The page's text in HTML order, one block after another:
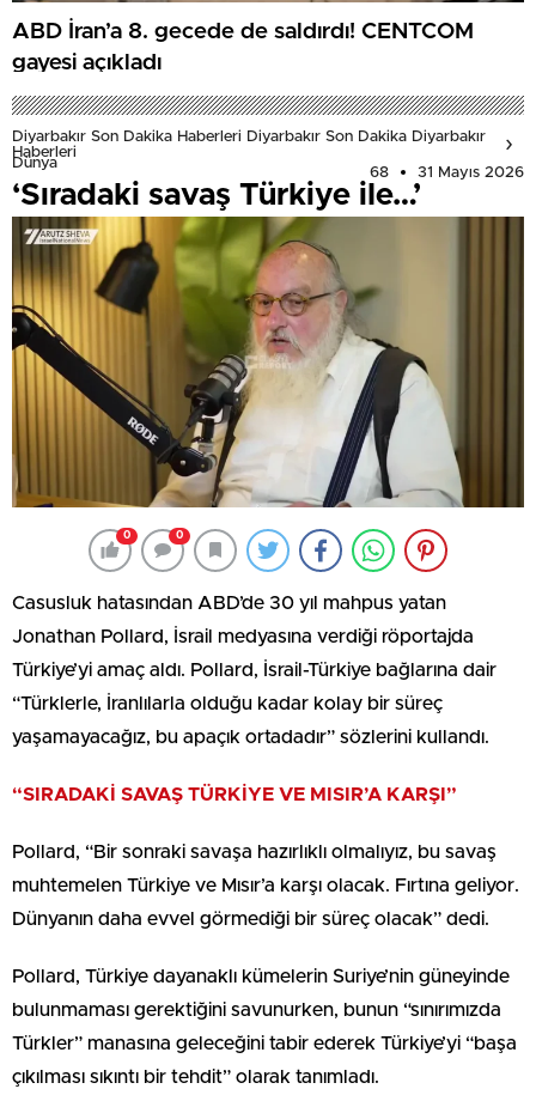
ABD İran’a 8. gecede de saldırdı! CENTCOM
gayesi açıkladı
Diyarbakır Son Dakika Haberleri Diyarbakır Son Dakika Diyarbakır
Haberleri
Dünya
68 31 Mayıs 2026
‘Sıradaki savaş Türkiye ile…’
0 0
Casusluk hatasından ABD’de 30 yıl mahpus yatan
Jonathan Pollard, İsrail medyasına verdiği röportajda
Türkiye’yi amaç aldı. Pollard, İsrail-Türkiye bağlarına dair
“Türklerle, İranlılarla olduğu kadar kolay bir süreç
yaşamayacağız, bu apaçık ortadadır” sözlerini kullandı.
“SIRADAKİ SAVAŞ TÜRKİYE VE MISIR’A KARŞI”
Pollard, “Bir sonraki savaşa hazırlıklı olmalıyız, bu savaş
muhtemelen Türkiye ve Mısır’a karşı olacak. Fırtına geliyor.
Dünyanın daha evvel görmediği bir süreç olacak” dedi.
Pollard, Türkiye dayanaklı kümelerin Suriye’nin güneyinde
bulunmaması gerektiğini savunurken, bunun “sınırımızda
Türkler” manasına geleceğini tabir ederek Türkiye’yi “başa
çıkılması sıkıntı bir tehdit” olarak tanımladı.